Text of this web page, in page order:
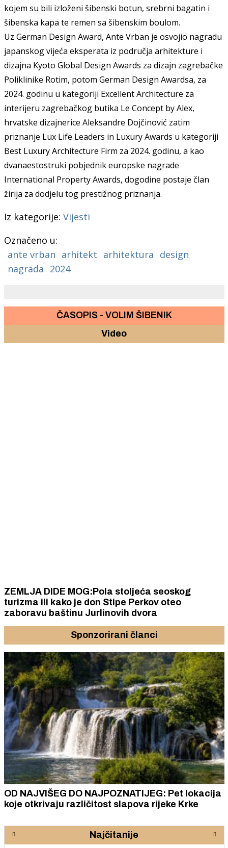
kojem su bili izloženi šibenski botun, srebrni bagatin i
šibenska kapa te remen sa šibenskim boulom.
Uz German Design Award, Ante Vrban je osvojio nagradu
japanskogvijeća eksperata iz područja arhitekture i
dizajna Kyoto Global Design Awards za dizajn zagrebačke
Poliklinike Rotim, potom German Design Awardsa, za
2024. godinu u kategoriji Excellent Architecture za
interijeru zagrebačkog butika Le Concept by Alex,
hrvatske dizajnerice Aleksandre Dojčinović zatim
priznanje Lux Life Leaders in Luxury Awards u kategoriji
Best Luxury Architecture Firm za 2024. godinu, a kao
dvanaestostruki pobjednik europske nagrade
International Property Awards, dogodine postaje član
žirija za dodjelu tog prestižnog priznanja.
Iz kategorije: Vijesti
Označeno u:
ante vrban arhitekt arhitektura design
nagrada 2024
ČASOPIS - VOLIM ŠIBENIK
Video
ZEMLJA DIDE MOG:Pola stoljeća seoskog
turizma ili kako je don Stipe Perkov oteo
zaboravu baštinu Jurlinovih dvora
Sponzorirani članci
OD NAJVIŠEG DO NAJPOZNATIJEG: Pet lokacija
koje otkrivaju različitost slapova rijeke Krke
Najčitanije